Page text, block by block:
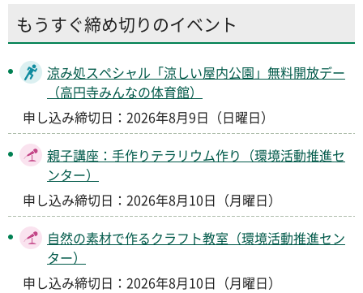
もうすぐ締め切りのイベント
涼み処スペシャル「涼しい屋内公園」無料開放デー
（高円寺みんなの体育館）
申し込み締切日：2026年8月9日（日曜日）
親子講座：手作りテラリウム作り（環境活動推進セ
ンター）
申し込み締切日：2026年8月10日（月曜日）
自然の素材で作るクラフト教室（環境活動推進セン
ター）
申し込み締切日：2026年8月10日（月曜日）